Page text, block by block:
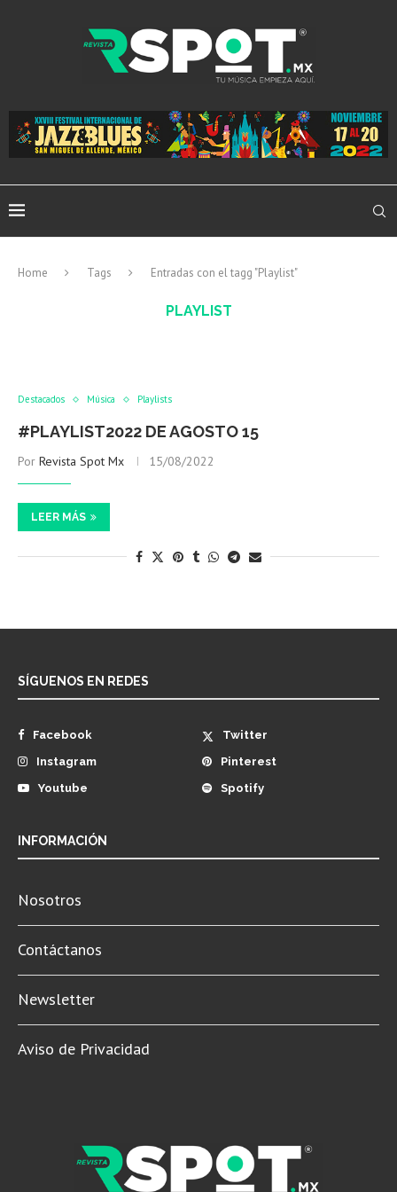
Home Tags Entradas con el tagg "Playlist"
PLAYLIST
Destacados Música Playlists
#PLAYLIST2022 DE AGOSTO 15
Por Revista Spot Mx 15/08/2022
LEER MÁS
SÍGUENOS EN REDES
Facebook
Twitter
Instagram
Pinterest
Youtube
Spotify
INFORMACIÓN
Nosotros
Contáctanos
Newsletter
Aviso de Privacidad